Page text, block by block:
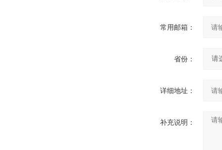
常用邮箱：
省份：
详细地址：
补充说明：